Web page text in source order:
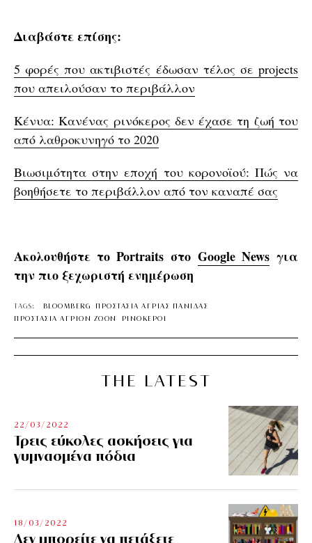
Διαβάστε επίσης:
5 φορές που ακτιβιστές έδωσαν τέλος σε projects
που απειλούσαν το περιβάλλον
Κένυα: Κανένας ρινόκερος δεν έχασε τη ζωή του
από λαθροκυνηγό το 2020
Βιωσιμότητα στην εποχή του κορονοϊού: Πώς να
βοηθήσετε το περιβάλλον από τον καναπέ σας
Ακολουθήστε το Portraits στο Google Newsγια
την πιο ξεχωριστή ενημέρωση
TAGS: BLOOMBERG
ΠΡΟΣΤΑΣΙΑ ΑΓΡΙΑΣ ΠΑΝΙΔΑΣ
ΠΡΟΣΤΑΣΙΑ ΑΓΡΙΩΝ ΖΩΩΝ
ΡΙΝΟΚΕΡΟΙ
THE LATEST
22/03/2022
Τρεις εύκολες ασκήσεις για
γυμνασμένα πόδια
18/03/2022
Δεν μπορείτε να πετάξετε